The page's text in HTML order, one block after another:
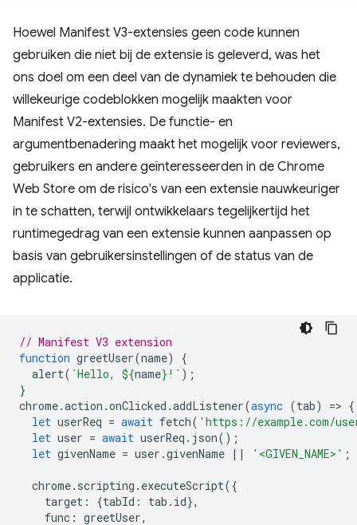
Hoewel Manifest V3-extensies geen code kunnen
gebruiken die niet bij de extensie is geleverd, was het
ons doel om een ​​deel van de dynamiek te behouden die
willekeurige codeblokken mogelijk maakten voor
Manifest V2-extensies. De functie- en
argumentbenadering maakt het mogelijk voor reviewers,
gebruikers en andere geïnteresseerden in de Chrome
Web Store om de risico's van een extensie nauwkeuriger
in te schatten, terwijl ontwikkelaars tegelijkertijd het
runtimegedrag van een extensie kunnen aanpassen op
basis van gebruikersinstellingen of de status van de
applicatie.
// Manifest V3 extension
function greetUser(name)
{
alert( `Hello, ${name} !` );
}
chrome.action .onClicked .addListener(async (tab) => {
let userReq = await fetch( 'https://example.com/
let user = await userReq . json();
let givenName = user .givenName || '<GIVEN_NAME>' ;
chrome. scripting . executeScript({
target : {tabId : tab . id},
func : greetUser,